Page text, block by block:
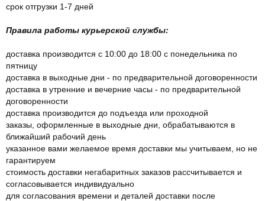
срок отгрузки 1-7 дней
Правила работы курьерской службы:
доставка производится с 10:00 до 18:00 с понедельника по
пятницу
доставка в выходные дни - по предварительной договоренности
доставка в утренние и вечерние часы - по предварительной
договоренности
доставка производится до подъезда или проходной
заказы, оформленные в выходные дни, обрабатываются в
ближайший рабочий день
указанное вами желаемое время доставки мы учитываем, но не
гарантируем
стоимость доставки негабаритных заказов рассчитывается и
согласовывается индивидуально
для согласования времени и деталей доставки после